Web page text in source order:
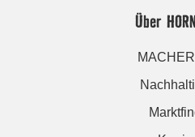
Über